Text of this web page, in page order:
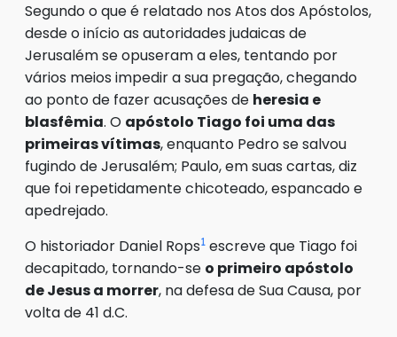
Segundo o que é relatado nos Atos dos Apóstolos,
desde o início as autoridades judaicas de
Jerusalém se opuseram a eles, tentando por
vários meios impedir a sua pregação, chegando
ao ponto de fazer acusações de heresia e
blasfêmia. O apóstolo Tiago foi uma das
primeiras vítimas, enquanto Pedro se salvou
fugindo de Jerusalém; Paulo, em suas cartas, diz
que foi repetidamente chicoteado, espancado e
apedrejado.
O historiador Daniel Rops1 escreve que Tiago foi
decapitado, tornando-se o primeiro apóstolo
de Jesus a morrer, na defesa de Sua Causa, por
volta de 41 d.C.